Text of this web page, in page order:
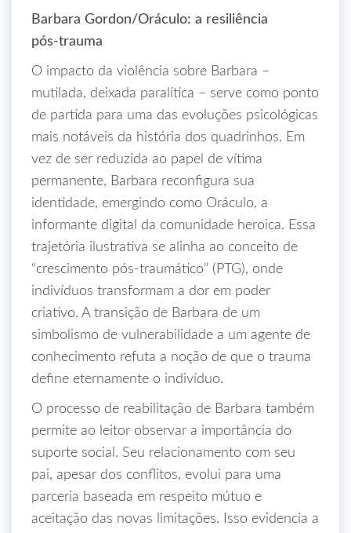
Barbara Gordon/Oráculo: a resiliência
pós‑trauma
O impacto da violência sobre Barbara –
mutilada, deixada paralítica – serve como ponto
de partida para uma das evoluções psicológicas
mais notáveis da história dos quadrinhos. Em
vez de ser reduzida ao papel de vítima
permanente, Barbara reconfigura sua
identidade, emergindo como Oráculo, a
informante digital da comunidade heroica. Essa
trajetória ilustrativa se alinha ao conceito de
“crescimento pós‑traumático” (PTG), onde
indivíduos transformam a dor em poder
criativo. A transição de Barbara de um
simbolismo de vulnerabilidade a um agente de
conhecimento refuta a noção de que o trauma
define eternamente o indivíduo.
O processo de reabilitação de Barbara também
permite ao leitor observar a importância do
suporte social. Seu relacionamento com seu
pai, apesar dos conflitos, evolui para uma
parceria baseada em respeito mútuo e
aceitação das novas limitações. Isso evidencia a